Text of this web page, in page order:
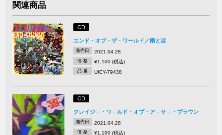
関連商品
CD
エンド・オブ・ザ・ワールド／雨と涙
発売日 2021.04.28
価 格 ¥1,100 (税込)
品 番 UICY-79438
CD
クレイジ－・ワ－ルド・オブ・ア－サ－・ブラウン
発売日 2021.04.28
価 格 ¥1,100 (税込)